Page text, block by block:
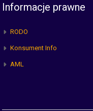
Informacje prawne
RODO
Konsument Info
AML